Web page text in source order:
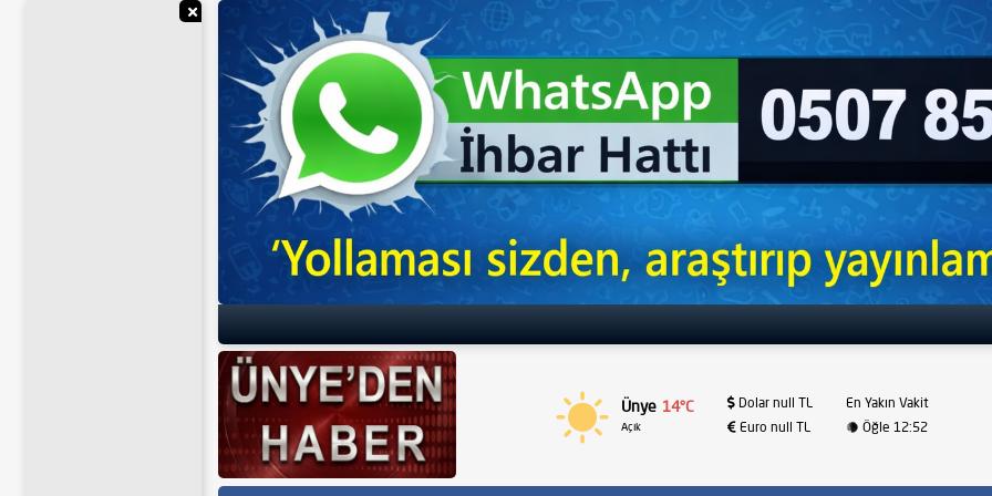
Ünye 14°C
Açık
Dolar null TL
Euro null TL
En Yakın Vakit
Öğle 12:52